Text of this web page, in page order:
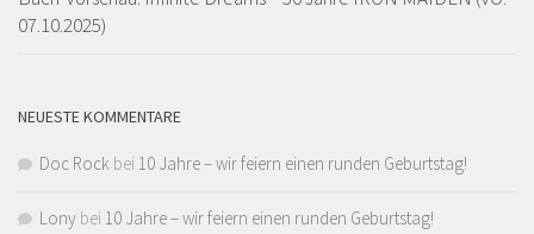
07.10.2025)
NEUESTE KOMMENTARE
Doc Rock bei 10 Jahre – wir feiern einen runden Geburtstag!
Lony bei 10 Jahre – wir feiern einen runden Geburtstag!